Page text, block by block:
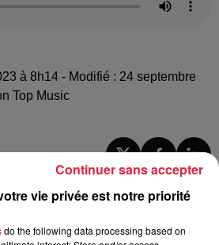
à 8h14 - Modifié : 24 septembre
Top Music
2026
de l’eau brune sort des
vie privée est notre priorité
do the following data processing based on
Continuer sans accepter